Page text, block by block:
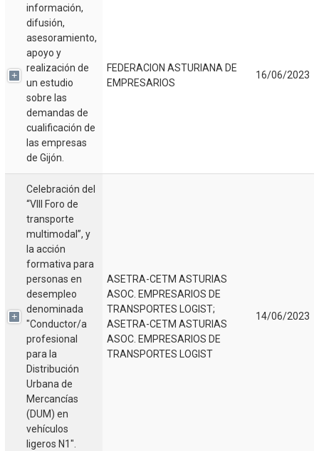
información,
difusión,
asesoramiento,
apoyo y
realización de
un estudio
sobre las
demandas de
cualificación de
las empresas
de Gijón.
FEDERACION ASTURIANA DE
EMPRESARIOS
16/06/2023
Celebración del
“VIII Foro de
transporte
multimodal”, y
la acción
formativa para
personas en
desempleo
denominada
"Conductor/a
profesional
para la
Distribución
Urbana de
Mercancías
(DUM) en
vehículos
ligeros N1".
ASETRA-CETM ASTURIAS
ASOC. EMPRESARIOS DE
TRANSPORTES LOGIST;
ASETRA-CETM ASTURIAS
ASOC. EMPRESARIOS DE
TRANSPORTES LOGIST
14/06/2023